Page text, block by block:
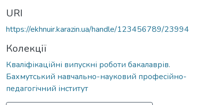
URI
https://ekhnuir.karazin.ua/handle/123456789/23994
Колекції
Кваліфікаційні випускні роботи бакалаврів.
Бахмутський навчально-науковий професійно-
педагогічний інститут